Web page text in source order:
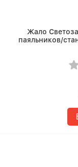
Жало
паяльников/